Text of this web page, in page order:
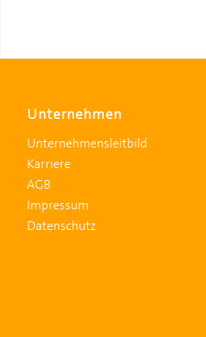
Unternehmen
Unternehmensleitbild
Karriere
AGB
Impressum
Datenschutz